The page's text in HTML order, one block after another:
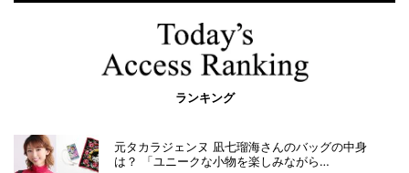
ランキング
元タカラジェンヌ 凪七瑠海さんのバッグの中身
は？ 「ユニークな小物を楽しみながら…